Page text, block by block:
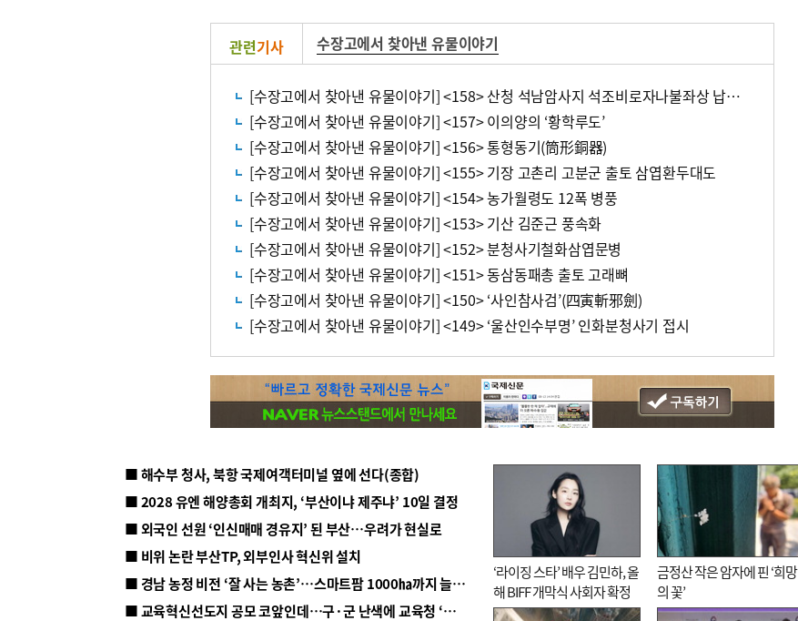
관련기사 수장고에서 찾아낸 유물이야기
[수장고에서 찾아낸 유물이야기] <158> 산청 석남암사지 석조비로자나불좌상 납석사리호와 금동보살입상
[수장고에서 찾아낸 유물이야기] <157> 이의양의 ‘황학루도’
[수장고에서 찾아낸 유물이야기] <156> 통형동기(筒形銅器)
[수장고에서 찾아낸 유물이야기] <155> 기장 고촌리 고분군 출토 삼엽환두대도
[수장고에서 찾아낸 유물이야기] <154> 농가월령도 12폭 병풍
[수장고에서 찾아낸 유물이야기] <153> 기산 김준근 풍속화
[수장고에서 찾아낸 유물이야기] <152> 분청사기철화삼엽문병
[수장고에서 찾아낸 유물이야기] <151> 동삼동패총 출토 고래뼈
[수장고에서 찾아낸 유물이야기] <150> ‘사인참사검’(四寅斬邪劍)
[수장고에서 찾아낸 유물이야기] <149> ‘울산인수부명’ 인화분청사기 접시
■ 해수부 청사, 북항 국제여객터미널 옆에 선다(종합)
■ 2028 유엔 해양총회 개최지, ‘부산이냐 제주냐’ 10일 결정
■ 외국인 선원 ‘인신매매 경유지’ 된 부산…우려가 현실로
■ 비위 논란 부산TP, 외부인사 혁신위 설치
■ 경남 농정 비전 ‘잘 사는 농촌’…스마트팜 1000㏊까지 늘린다
■ 교육혁신선도지 공모 코앞인데…구·군 난색에 교육청 ‘쩔쩔’
‘라이징 스타’ 배우 김민하, 올
해 BIFF 개막식 사회자 확정
금정산 작은 암자에 핀 ‘희망
의 꽃’